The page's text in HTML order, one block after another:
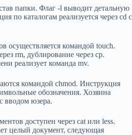
папки. Флаг -l выводит детальную
по каталогам реализуется через cd с
осуществляется командой touch.
rm, дублирование через cp.
реализует команда mv.
командой chmod. Инструкция
обозначения. Хозяина
вводом юзера.
доступен через cat или less.
целый документ, следующая